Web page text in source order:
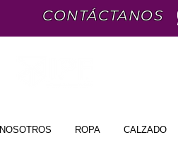
CONTÁCTANOS
NOSOTROS ROPA CALZADO